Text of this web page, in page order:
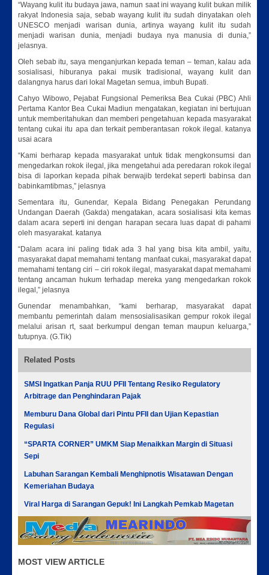
“Wayang kulit itu budaya jawa, namun saat ini wayang kulit bukan milik
rakyat Indonesia saja, sebab wayang kulit itu sudah dinyatakan oleh
UNESCO menjadi warisan dunia, artinya wayang kulit itu sudah
menjadi warisan dunia, menjadi budaya nya manusia di dunia,”
jelasnya.
Oleh sebab itu, saya menganjurkan kepada teman – teman, kalau ada
sosialisasi, hiburanya pakai musik tradisional, wayang kulit dan
dalangnya harus dari lokal Magetan semua, imbuh Bupati.
Cahyo Wibowo, Pejabat Fungsional Pemeriksa Bea Cukai (PBC) Ahli
Pertama Kantor Bea Cukai Madiun mengatakan, kegiatan ini bertujuan
untuk memberitahukan dan memberi pengetahuan kepada masyarakat
tentang cukai itu apa dan terkait pemberantasan rokok ilegal. katanya
usai acara
“Kami berharap kepada masyarakat untuk tidak mengkonsumsi dan
mengedarkan rokok ilegal, jika mengetahui ada peredaran rokok ilegal
bisa di laporkan kepada pihak berwajib terdekat seperti babinsa dan
babinkamtibmas,” jelasnya
Sementara itu, Gunendar, Kepala Bidang Penegakan Perundang
Undangan Daerah (Gakda) mengatakan, acara sosialisasi kita kemas
dalam acara seperti ini dengan harapan secara luas dapat di pahami
oleh masyarakat. katanya
“Dalam acara ini paling tidak ada 3 hal yang bisa kita ambil, yaitu,
masyarakat dapat memahami tentang manfaat cukai, masyarakat dapat
memahami tentang ciri – ciri rokok ilegal, masyarakat dapat memahami
tentang ancaman hukum terhadap mereka yang mengedarkan rokok
ilegal,” jelasnya
Gunendar menambahkan, “kami berharap, masyarakat dapat
membantu pemerintah dalam mensosialisasikan gempur rokok ilegal
melalui arisan rt, saat berkumpul dengan teman maupun keluarga,”
tutupnya. (G.Tik)
Related Posts
SMSI Ingatkan Panja RUU PFII Tentang Resiko Regulatory
Arbitrage dan Penghindaran Pajak
Memburu Dana Global dari Pintu PFII dan Ujian Kepastian
Regulasi
“SPARTA CORNER” UMKM Siap Menaikkan Margin di Situasi
Sepi
Labuhan Sarangan Kembali Menghipnotis Wisatawan Dengan
Kemeriahan Budaya
Viral Harga di Sarangan Gepuk! Ini Langkah Pemkab Magetan
MOST VIEW ARTICLE